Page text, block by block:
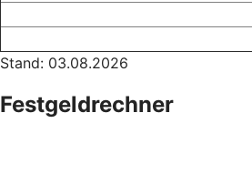
Stand: 03.08.2026
Festgeldrechner